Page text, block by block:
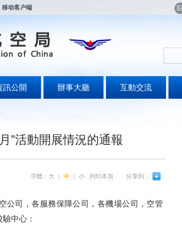
移动客户端
訊公開 辦事大廳 互動交流
”活動開展情況的通報
分享到：
列印本頁
字體： 大 中 小
公司，各服務保障公司，各機場公司，空管
中心：